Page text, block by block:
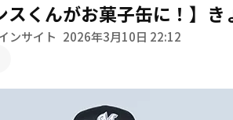
スくんがお菓子缶に！】
ンサイト 2026年3月10日 22:12